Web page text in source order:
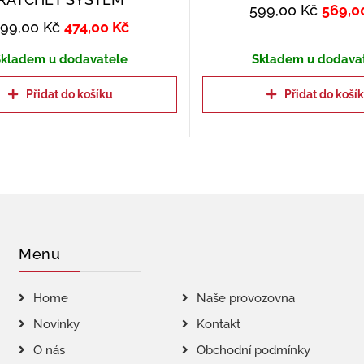
Kč 474,00 Kč
u dodavatele
Přidat do košíku
599,00Kč
Skladem u
Přidat do
Menu
Home
Naše provozovna
Novinky
Kontakt
O nás
Obchodní podmínky